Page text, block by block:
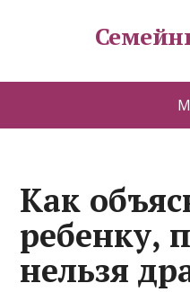
Как
ребенку,
нельзя